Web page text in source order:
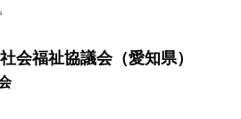
会福祉協議会（愛知県）